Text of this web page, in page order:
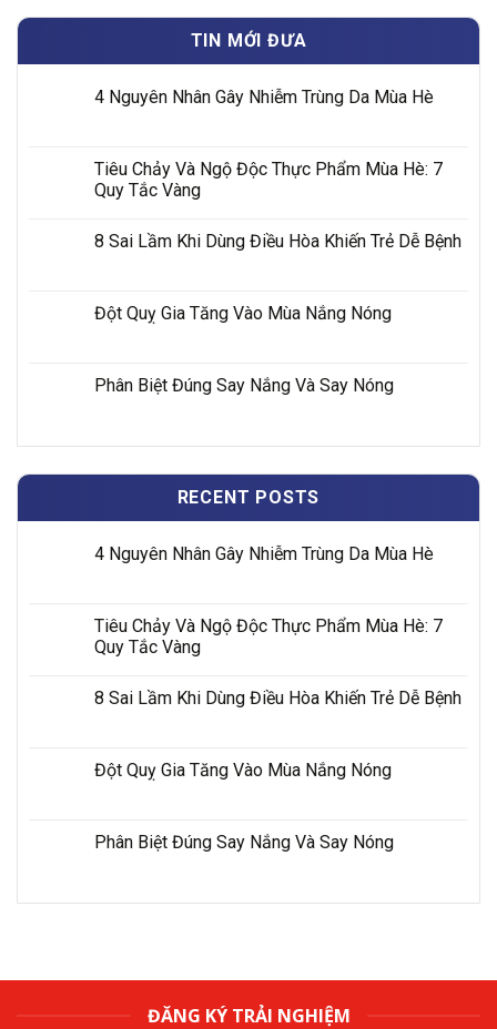
TIN MỚI ĐƯA
4 Nguyên Nhân Gây Nhiễm Trùng Da Mùa Hè
Tiêu Chảy Và Ngộ Độc Thực Phẩm Mùa Hè: 7
Quy Tắc Vàng
8 Sai Lầm Khi Dùng Điều Hòa Khiến Trẻ Dễ Bệnh
Đột Quỵ Gia Tăng Vào Mùa Nắng Nóng
Phân Biệt Đúng Say Nắng Và Say Nóng
RECENT POSTS
4 Nguyên Nhân Gây Nhiễm Trùng Da Mùa Hè
Tiêu Chảy Và Ngộ Độc Thực Phẩm Mùa Hè: 7
Quy Tắc Vàng
8 Sai Lầm Khi Dùng Điều Hòa Khiến Trẻ Dễ Bệnh
Đột Quỵ Gia Tăng Vào Mùa Nắng Nóng
Phân Biệt Đúng Say Nắng Và Say Nóng
ĐĂNG KÝ TRẢI NGHIỆM